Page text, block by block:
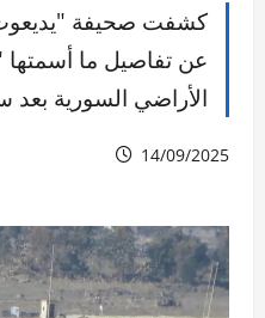
كشفت صحيفة "يديعوت
عن تفاصيل ما
الأراضي السورية
14/09/2025